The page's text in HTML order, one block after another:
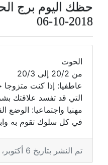
حظك اليوم برج
2018-10-06
الحوت
من 20/2 إلى 20/3
عاطفيا: إذا كنت متزوجا
التي قد تفسد علاقتك
مهنيا واجتماعيا: الوضع
في كل سلوك تقوم به
تم النشر بتاريخ 6 أكتوبر، 2018